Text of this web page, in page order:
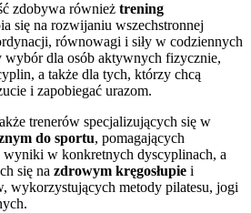
zdobywa również trening
się na rozwijaniu wszechstronnej
równowagi i siły w codziennych
wybór dla osób aktywnych fizycznie,
a także dla tych, którzy chcą
i zapobiegać urazom.
trenerów specjalizujących się w
do sportu, pomagających
w konkretnych dyscyplinach, a
się na zdrowym kręgosłupie i
wykorzystujących metody pilatesu, jogi